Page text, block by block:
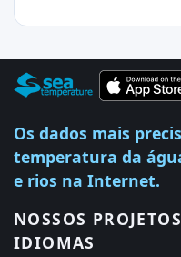
Os dados mais
temperatura da
e rios na Internet.
NOSSOS
IDIOMAS